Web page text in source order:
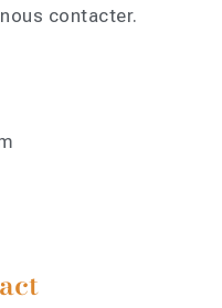
contacter.